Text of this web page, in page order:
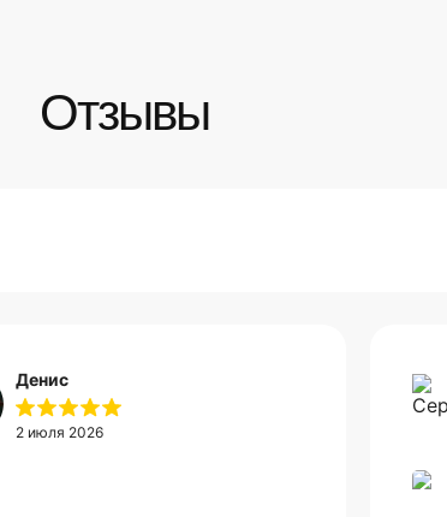
Отзывы
Денис
2 июля 2026
стоимости покупки картой любого банка,
Понятно